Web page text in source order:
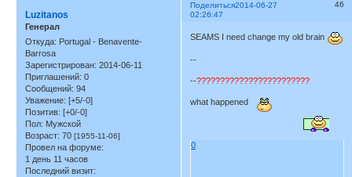
Поделиться 46
2014-06-27
02:26:47
Luzitanos
Генерал
Откуда: Portugal - Benavente-
Barrosa
Зарегистрирован: 2014-06-11
Приглашений: 0
Сообщений: 94
Уважение: [+5/-0]
Позитив: [+0/-0]
Пол: Мужской
Возраст: 70 [1955-11-06]
Провел на форуме:
1 день 11 часов
Последний визит:
SEAMS I need change my old brain
--
--????????????????????????
what happened
0